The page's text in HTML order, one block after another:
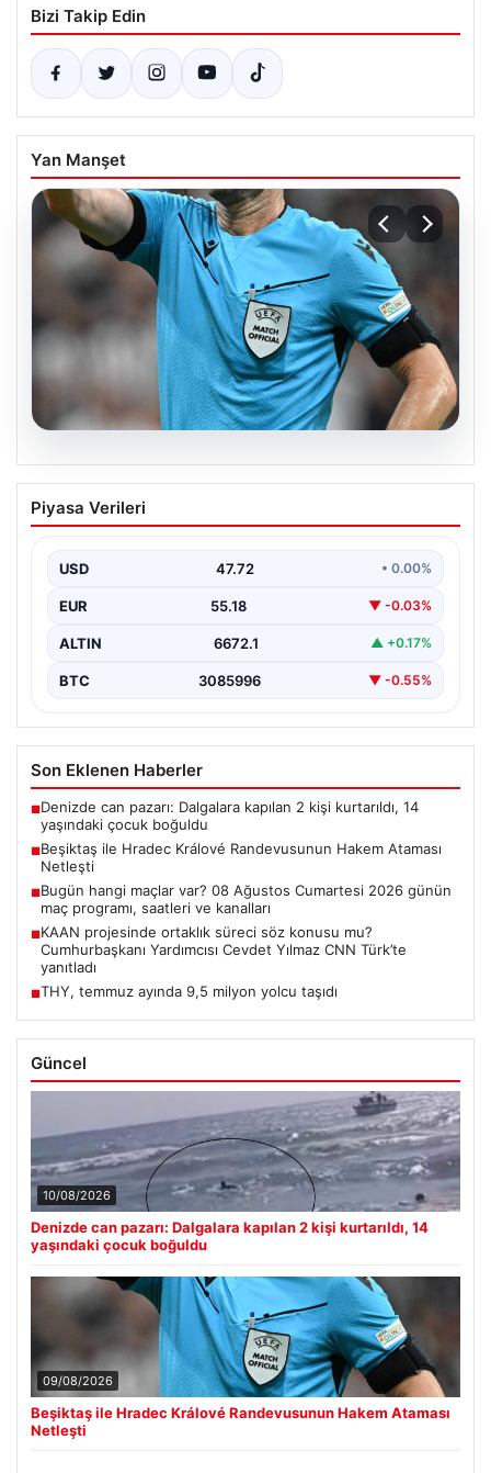
Bizi Takip Edin
Yan Manşet
Beşiktaş ile Hradec Králové
Randevusunun Hakem Ataması Netleşti
oynayacağı rövanş maçında görev yapacak hakem
kadrosu…
Piyasa Verileri
USD 47.72 • 0.00%
EUR 55.18 ▼ -0.03%
ALTIN 6672.1 ▲ +0.17%
BTC 3085996 ▼ -0.55%
Son Eklenen Haberler
■Denizde can pazarı: Dalgalara kapılan 2 kişi kurtarıldı, 14
yaşındaki çocuk boğuldu
■Beşiktaş ile Hradec Králové Randevusunun Hakem Ataması
Netleşti
■Bugün hangi maçlar var? 08 Ağustos Cumartesi 2026 günün
maç programı, saatleri ve kanalları
■KAAN projesinde ortaklık süreci söz konusu mu?
Cumhurbaşkanı Yardımcısı Cevdet Yılmaz CNN Türk’te
yanıtladı
■THY, temmuz ayında 9,5 milyon yolcu taşıdı
Güncel
10/08/2026
Denizde can pazarı: Dalgalara kapılan 2 kişi kurtarıldı, 14
yaşındaki çocuk boğuldu
09/08/2026
Beşiktaş ile Hradec Králové Randevusunun Hakem Ataması
Netleşti